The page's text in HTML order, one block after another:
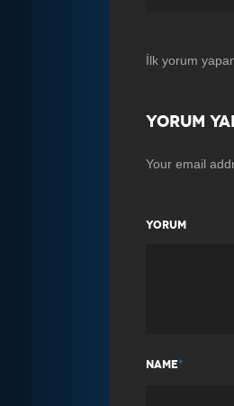
İlk yorum
YORUM
Your email
YORUM
NAME*